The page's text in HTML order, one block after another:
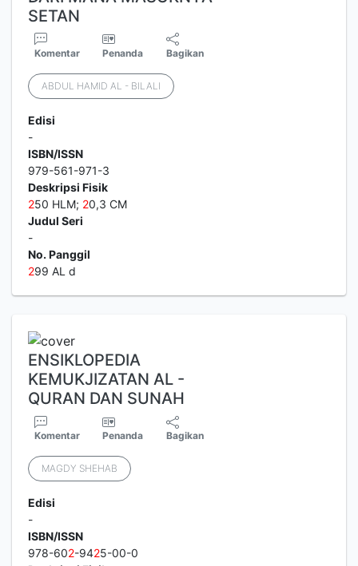
SETAN
Komentar Penanda Bagikan
ABDUL HAMID AL - BILALI
Edisi
-
ISBN/ISSN
979-561-971-3
Deskripsi Fisik
250 HLM; 20,3 CM
Judul Seri
-
No. Panggil
299 AL d
ENSIKLOPEDIA
KEMUKJIZATAN AL -
QURAN DAN SUNAH
Komentar Penanda Bagikan
MAGDY SHEHAB
Edisi
-
ISBN/ISSN
978-602-9425-00-0